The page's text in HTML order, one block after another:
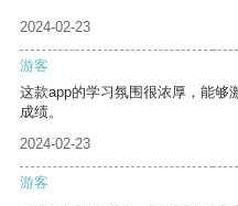
2024-02-23
游客
这款app的学习氛围很浓厚，能够
成绩。
2024-02-23
游客